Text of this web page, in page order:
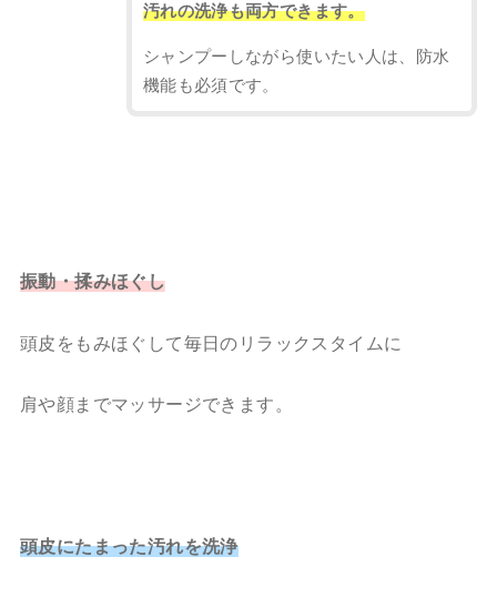
汚れの洗浄も両方できます。
シャンプーしながら使いたい人は、防水
機能も必須です。
振動・揉みほぐし
頭皮をもみほぐして毎日のリラックスタイムに
肩や顔までマッサージできます。
頭皮にたまった汚れを洗浄